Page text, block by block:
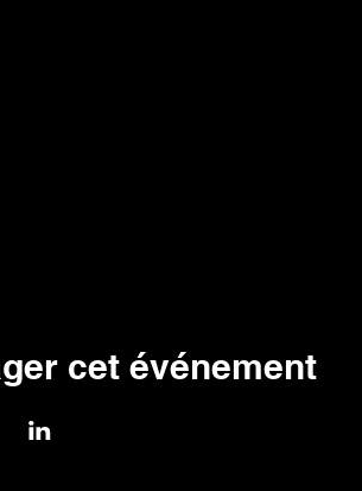
cet événement